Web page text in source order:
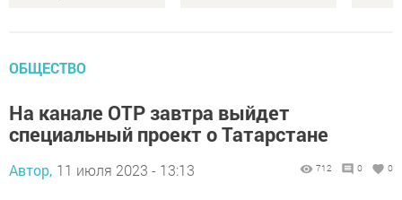
ОБЩЕСТВО
На канале ОТР завтра выйдет
специальный проект о Татарстане
Автор, 11 июля 2023 - 13:13 712 0 0